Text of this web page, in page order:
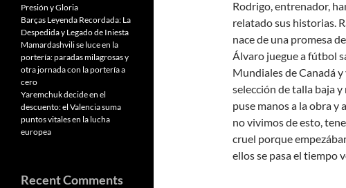
Rodrigo, entrenador,
relatado sus historias.
nace de una promesa
Álvaro juegue a fútbol
Mundiales de Canadá
selección de talla baja
puse manos a la obra y
no vivimos de esto,
cruel porque
ellos se pasa el tiempo
Presión y Gloria
Barças Leyenda Recordada: La
Despedida y Legado de Iniesta
Mamardashvili se luce en la
portería: paradas milagrosas y
otra jornada con la portería a
cero
Yaremchuk decide en el
descuento: el Valencia suma
puntos vitales en la lucha
europea
Recent Comments